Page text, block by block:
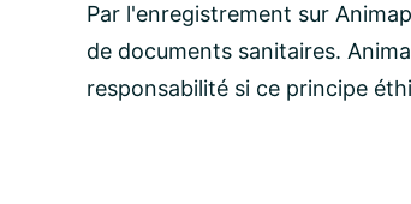
Par l'enregistrement sur
de documents sanitaires.
responsabilité si ce principe